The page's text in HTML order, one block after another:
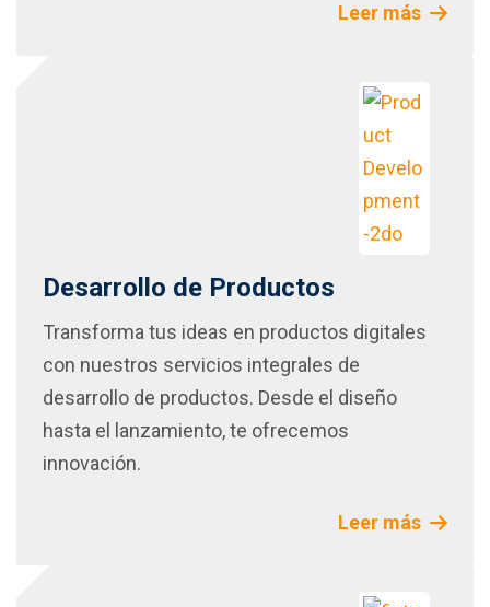
Leer más
Desarrollo de Productos
Transforma tus ideas en productos digitales
con nuestros servicios integrales de
desarrollo de productos. Desde el diseño
hasta el lanzamiento, te ofrecemos
innovación.
Leer más